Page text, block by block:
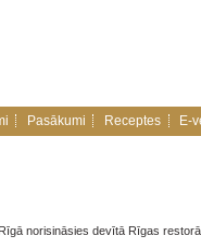
Pasākumi Receptes E-
norisināsies devītā Rīgas